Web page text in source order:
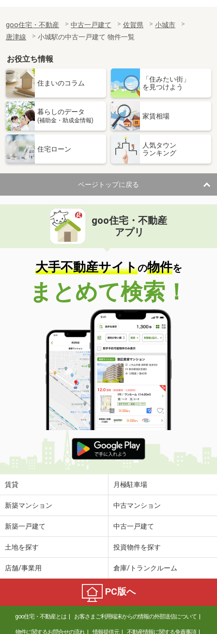
goo住宅・不動産 中古一戸建て 佐賀県
小城市
唐津線
小城駅の中古一戸建て 物件一覧
お役立ち情報
住まいのコラム
「住みたい街」
を見つけよう
暮らしのデータ
(補助金・助成金情報)
家賃相場
住宅ローン
人気タウン
ランキング
ページトップに戻る
goo住宅・不動産
アプリ
大手不動産サイトの物件を
まとめて検索！
賃貸 月極駐車場
新築マンション 中古マンション
新築一戸建て 中古一戸建て
土地を探す 投資物件を探す
店舗/事業用 倉庫/トランクルーム
PC版へ
goo住宅・不動産とは お客さまご利用端末からの情報の外部送信について
物件に関するお問合せの流れ 情報提供元 不動産情報に関する免責事項